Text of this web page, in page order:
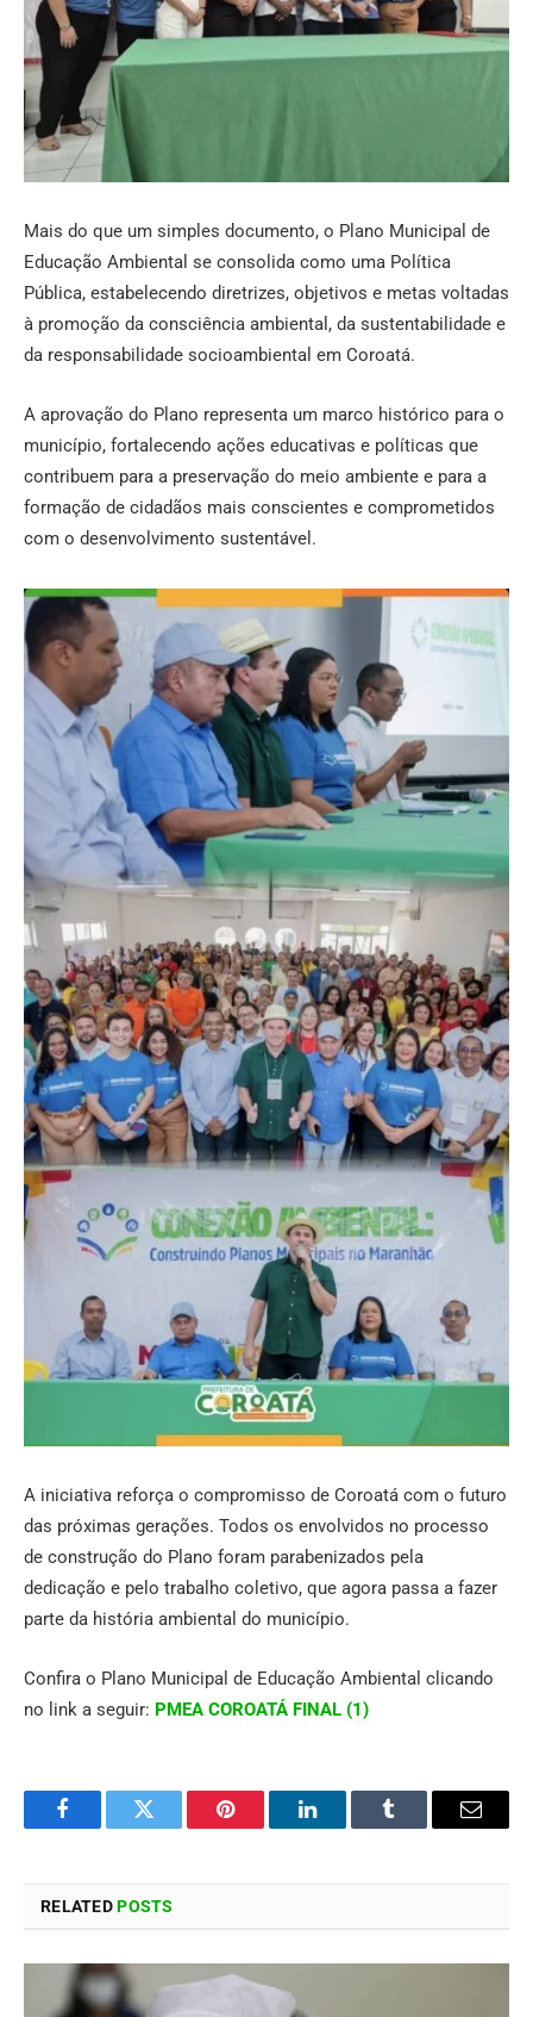
Mais do que um simples documento, o Plano Municipal de
Educação Ambiental se consolida como uma Política
Pública, estabelecendo diretrizes, objetivos e metas voltadas
à promoção da consciência ambiental, da sustentabilidade e
da responsabilidade socioambiental em Coroatá.
A aprovação do Plano representa um marco histórico para o
município, fortalecendo ações educativas e políticas que
contribuem para a preservação do meio ambiente e para a
formação de cidadãos mais conscientes e comprometidos
com o desenvolvimento sustentável.
A iniciativa reforça o compromisso de Coroatá com o futuro
das próximas gerações. Todos os envolvidos no processo
de construção do Plano foram parabenizados pela
dedicação e pelo trabalho coletivo, que agora passa a fazer
parte da história ambiental do município.
Confira o Plano Municipal de Educação Ambiental clicando
no link a seguir: PMEA COROATÁ FINAL (1)
FacebookTwitter Pinterest LinkedInTumblr Email
RELATEDPOSTS